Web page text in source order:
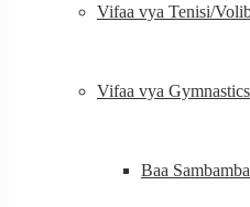
Vifaa vya Tenisi/
Vifaa vya Gymnastics
Baa Sambamba